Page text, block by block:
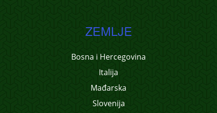
ZEMLJE
Bosna i Hercegovina
Italija
Mađarska
Slovenija